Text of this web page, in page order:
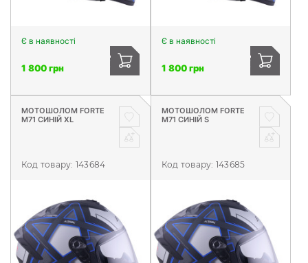
Є в наявності
1 800 грн
Є в наявності
1 800 грн
МОТОШОЛОМ FORTE
M71 СИНІЙ XL
Код товару: 143684
МОТОШОЛОМ FORTE
M71 СИНІЙ S
Код товару: 143685